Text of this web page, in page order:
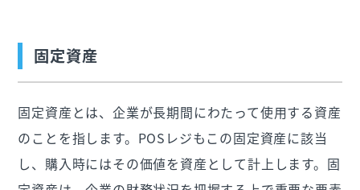
固定資産
固定資産とは、企業が長期間にわたって使用する資産
のことを指します。POSレジもこの固定資産に該当
し、購入時にはその価値を資産として計上します。固